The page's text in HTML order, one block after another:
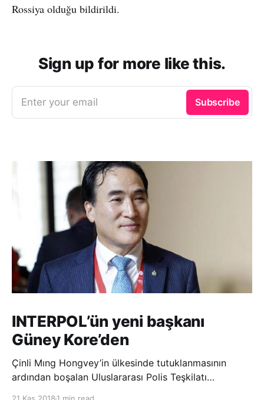
Rossiya olduğu bildirildi.
Sign up for more like this.
Enter your email Subscribe
INTERPOL’ün yeni başkanı
Güney Kore’den
Çinli Mıng Hongvey’in ülkesinde tutuklanmasının
ardından boşalan Uluslararası Polis Teşkilatı